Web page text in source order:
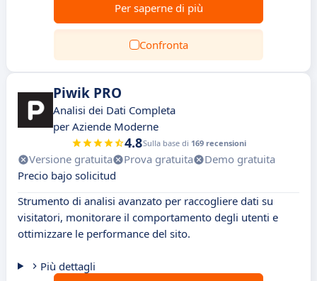
Per saperne di più
Confronta
Piwik PRO
Analisi dei Dati Completa
per Aziende Moderne
4.8Sulla base di 169 recensioni
Versione gratuita Prova gratuita
Demo gratuita
Precio bajo solicitud
Strumento di analisi avanzato per raccogliere dati su
visitatori, monitorare il comportamento degli utenti e
ottimizzare le performance del sito.
Più dettagli